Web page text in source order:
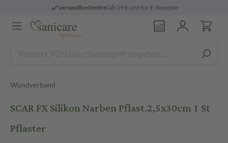
versandkostenfreiab 29 € und für E-Rezepte
Wundverband
SCAR FX Silikon Narben Pflast.2,5x30cm 1 St
Pflaster